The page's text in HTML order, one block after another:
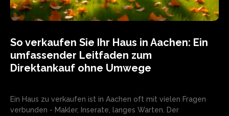
So verkaufen Sie Ihr Haus in Aachen: Ein
umfassender Leitfaden zum
Direktankauf ohne Umwege
Ein Haus zu verkaufen ist in Aachen oft mit vielen Fragen
verbunden - Makler, Inserate, langes Warten. Der